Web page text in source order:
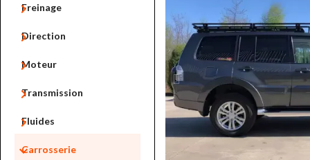
Freinage

Direction

Moteur

Transmission

Fluides

Carrosserie
